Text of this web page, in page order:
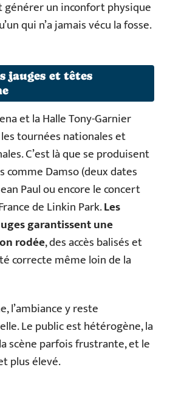
un inconfort physique
qui n’a jamais vécu la fosse.
jauges et têtes
et la Halle Tony-Garnier
tournées nationales et
C’est là que se produisent
comme Damso (deux dates
Paul ou encore le concert
de Linkin Park.Les
garantissent une
rodée, des accès balisés et
correcte même loin de la
l’ambiance y reste
Le public est hétérogène, la
scène parfois frustrante, et le
plus élevé.